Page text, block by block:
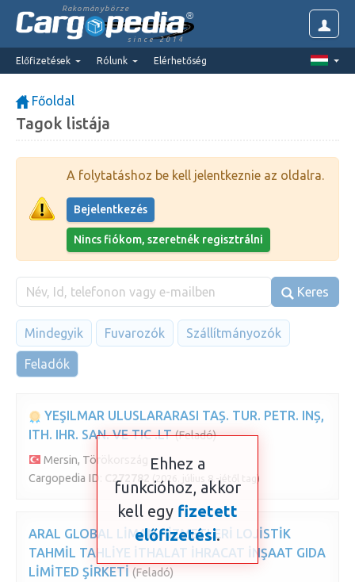
Rakománybörze
since 2014
Előfizetések Rólunk Elérhetőség
Főoldal
Tagok listája
A folytatáshoz be kell jelentkeznie az oldalra.
Bejelentkezés
Nincs fiókom, szeretnék regisztrálni
Keres
Mindegyik Fuvarozók Szállítmányozók
Feladók
YEŞILMAR ULUSLARARASI TAȘ. TUR. PETR. INȘ,
ITH. IHR. SAN. VE TIC .LT (Feladó)
Mersin, Törökország
Cargopedia ID:
C272782 (2026. július 8.-jétől tag)
ARAL GLOBAL LİMAN HİZMETLERİ LOJİSTİK
TAHMİL TAHLİYE İTHALAT İHRACAT İNŞAAT GIDA
LİMİTED ŞİRKETİ (Feladó)
Ehhez a
funkcióhoz, akkor
kell egy fizetett
előfizetési.